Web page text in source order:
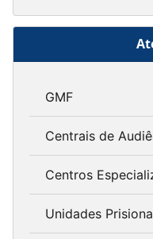
GMF
Centrais de
Centros
Unidades